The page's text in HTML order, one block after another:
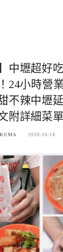
中壢超好
24小時營
不辣中壢
附詳細菜
2020-10-14